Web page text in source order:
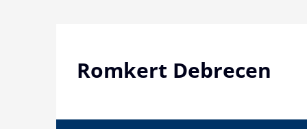
Romkert Debrecen